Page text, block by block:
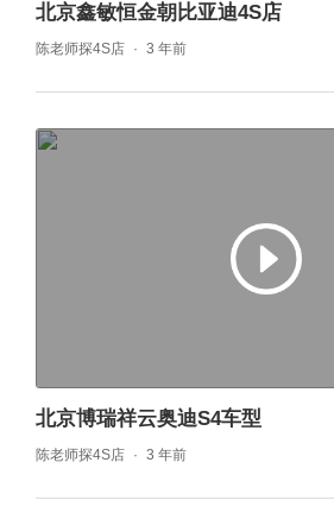
北京鑫敏恒金朝比亚迪4S店
陈老师探4S店 3 年前
北京博瑞祥云奥迪S4车型
陈老师探4S店 3 年前